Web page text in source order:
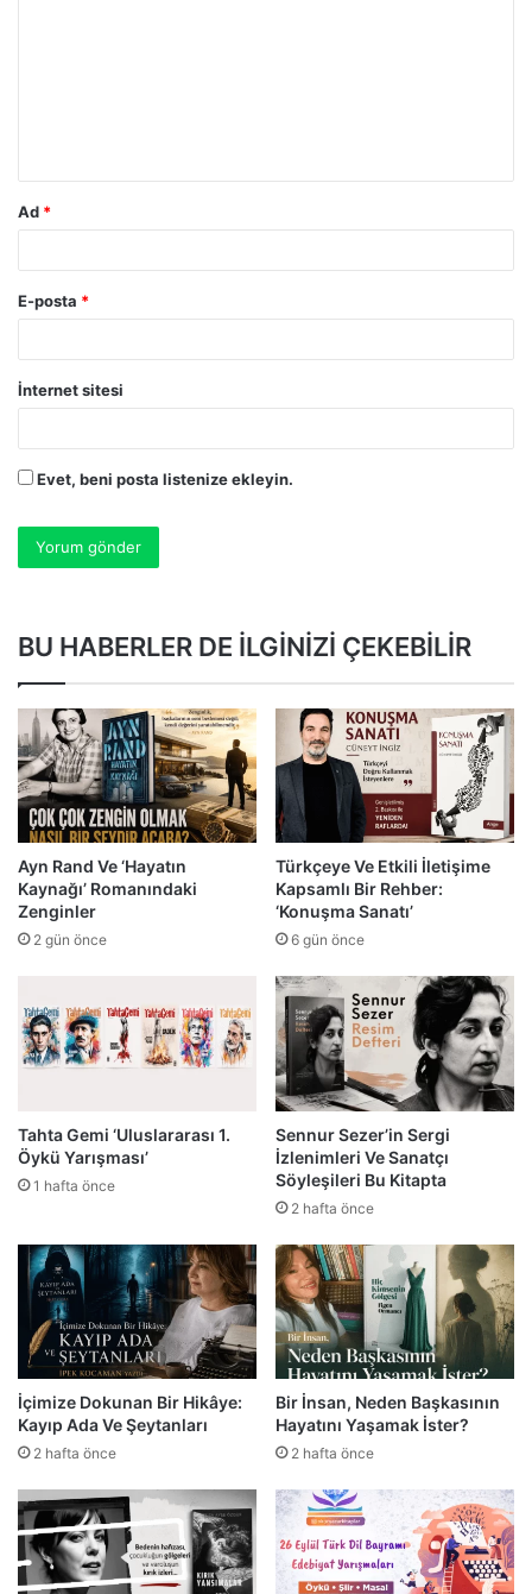
Ad *
E-posta *
İnternet sitesi
Evet, beni posta listenize ekleyin.
BU HABERLER DE İLGİNİZİ ÇEKEBİLİR
Ayn Rand Ve ‘Hayatın
Kaynağı’ Romanındaki
Zenginler
2 gün önce
Türkçeye Ve Etkili İletişime
Kapsamlı Bir Rehber:
‘Konuşma Sanatı’
6 gün önce
Tahta Gemi ‘Uluslararası 1.
Öykü Yarışması’
1 hafta önce
Sennur Sezer’in Sergi
İzlenimleri Ve Sanatçı
Söyleşileri Bu Kitapta
2 hafta önce
İçimize Dokunan Bir Hikâye:
Kayıp Ada Ve Şeytanları
2 hafta önce
Bir İnsan, Neden Başkasının
Hayatını Yaşamak İster?
2 hafta önce